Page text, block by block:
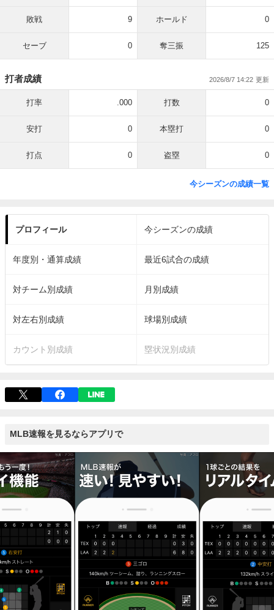
敗戦 9 ホールド 0
セーブ 0 奪三振 125
打者成績 2026/8/7 14:22
打率 .000 打数 0
安打 0 本塁打 0
打点 0 盗塁 0
今シーズンの成績一覧
プロフィール 今シーズンの成績
年度別・通算成績 最近6試合の成績
対チーム別成績 月別成績
対左右別成績 球場別成績
カウント別成績 塁状況別成績
MLB速報を見るならアプリで